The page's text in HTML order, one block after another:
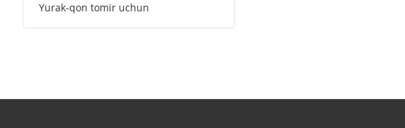
Yurak-qon tomir uchun